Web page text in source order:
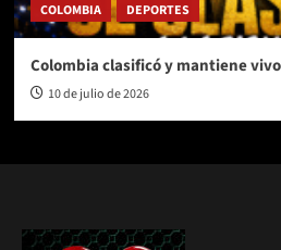
COLOMBIA DEPORTES
Colombia clasificó y mantiene
10 de julio de 2026